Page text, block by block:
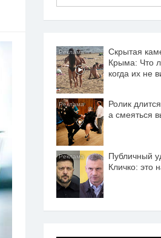
Скрытая
Крыма: Что
когда их не
Ролик
а смеяться
Публичный
Кличко: это